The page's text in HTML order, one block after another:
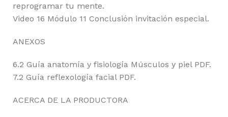
reprogramar tu mente.
Video 16 Módulo 11 Conclusión invitación especial.
ANEXOS
6.2 Guía anatomía y fisiología Músculos y piel PDF.
7.2 Guía reflexología facial PDF.
ACERCA DE LA PRODUCTORA